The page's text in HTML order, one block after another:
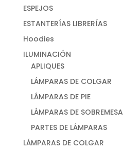
ESPEJOS
ESTANTERÍAS LIBRERÍAS
Hoodies
ILUMINACIÓN
APLIQUES
LÁMPARAS DE COLGAR
LÁMPARAS DE PIE
LÁMPARAS DE SOBREMESA
PARTES DE LÁMPARAS
LÁMPARAS DE COLGAR